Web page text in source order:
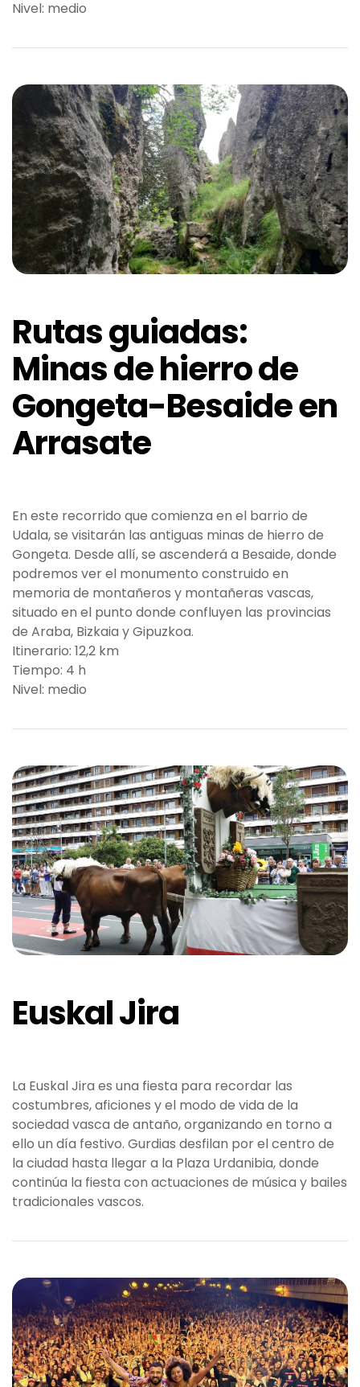
Nivel: medio
Rutas guiadas:
Minas de hierro de
Gongeta-Besaide en
Arrasate
En este recorrido que comienza en el barrio de
Udala, se visitarán las antiguas minas de hierro de
Gongeta. Desde allí, se ascenderá a Besaide, donde
podremos ver el monumento construido en
memoria de montañeros y montañeras vascas,
situado en el punto donde confluyen las provincias
de Araba, Bizkaia y Gipuzkoa.
Itinerario: 12,2 km
Tiempo: 4 h
Nivel: medio
Euskal Jira
La Euskal Jira es una fiesta para recordar las
costumbres, aficiones y el modo de vida de la
sociedad vasca de antaño, organizando en torno a
ello un día festivo. Gurdias desfilan por el centro de
la ciudad hasta llegar a la Plaza Urdanibia, donde
continúa la fiesta con actuaciones de música y bailes
tradicionales vascos.